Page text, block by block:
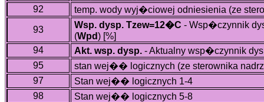
92
temp. wody wyj�ciowej odniesienia (ze
93
Wsp. dysp. Tzew=12�C - Wsp�czynnik
(Wpd)[%]
94
Akt. wsp. dysp.- Aktualny wsp�czynnik
95
stan wej�� logicznych (ze sterownika
97
Stan wej�� logicznych 1-4
98
Stan wej�� logicznych 5-8